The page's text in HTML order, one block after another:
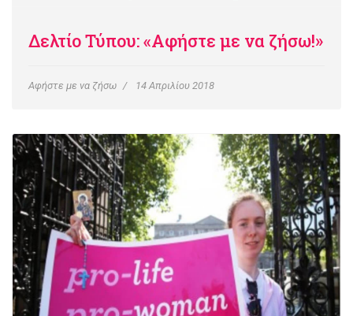
Δελτίο Τύπου: «Αφήστε με να ζήσω!»
Αφήστε με να ζήσω 14 Απριλίου 2018